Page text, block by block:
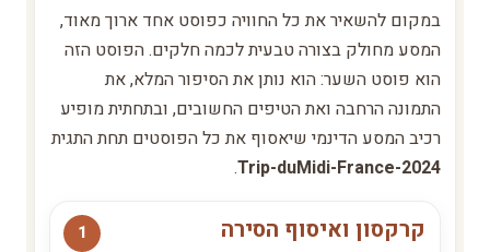
במקום להשאיר את כל החוויה כפוסט אחד ארוך מאוד,
המסע מחולק בצורה טבעית לכמה חלקים. הפוסט הזה
הוא פוסט השער: הוא נותן את הסיפור המלא, את
התמונה הרחבה ואת הטיפים החשובים, ובתחתית מופיע
רכיב המסע הדינמי שיאסוף את כל הפוסטים תחת התגית
Trip-duMidi-France-2024
.
קרקסון ואיסוף הסירה